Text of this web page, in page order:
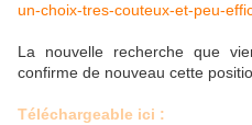
un-choix-tres-couteux-et-peu-
La nouvelle recherche que
confirme de nouveau cette
Téléchargeable ici :